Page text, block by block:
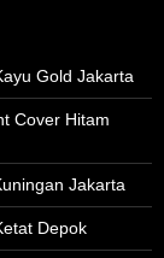
Gold Jakarta
Cover Hitam
Jakarta
Depok